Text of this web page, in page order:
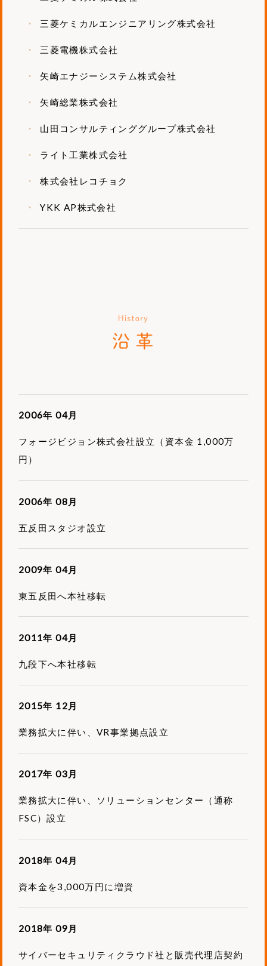
三菱ケミカルエンジニアリング株式会社
三菱電機株式会社
矢崎エナジーシステム株式会社
矢崎総業株式会社
山田コンサルティンググループ株式会社
ライト工業株式会社
株式会社レコチョク
YKK AP株式会社
2006年 04月
フォージビジョン株式会社設立（資本金 1,000万
円）
2006年 08月
五反田スタジオ設立
2009年 04月
東五反田へ本社移転
2011年 04月
九段下へ本社移転
2015年 12月
業務拡大に伴い、VR事業拠点設立
2017年 03月
業務拡大に伴い、ソリューションセンター（通称
FSC）設立
2018年 04月
資本金を3,000万円に増資
2018年 09月
サイバーセキュリティクラウド社と販売代理店契約